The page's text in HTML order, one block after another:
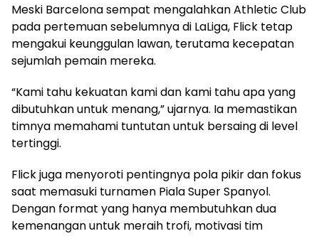
Meski Barcelona sempat mengalahkan Athletic Club
pada pertemuan sebelumnya di LaLiga, Flick tetap
mengakui keunggulan lawan, terutama kecepatan
sejumlah pemain mereka.
“Kami tahu kekuatan kami dan kami tahu apa yang
dibutuhkan untuk menang,” ujarnya. Ia memastikan
timnya memahami tuntutan untuk bersaing di level
tertinggi.
Flick juga menyoroti pentingnya pola pikir dan fokus
saat memasuki turnamen Piala Super Spanyol.
Dengan format yang hanya membutuhkan dua
kemenangan untuk meraih trofi, motivasi tim